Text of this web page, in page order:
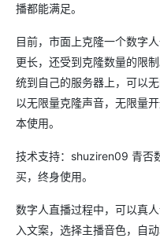
播都能满足。
目前，市面上克隆一个数字
更长，还受到克隆数量的限
统到自己的服务器上，可以
以无限量克隆声音，无限量
本使用。
技术支持：shuziren09 青否
买，终身使用。
数字人直播过程中，可以真
入文案，选择主播音色，自